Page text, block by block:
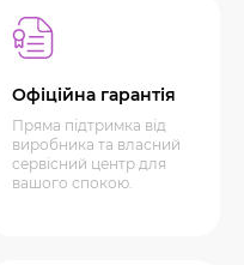
Офіційна гарантія
Пряма підтримка від
виробника та власний
сервісний центр для
вашого спокою.